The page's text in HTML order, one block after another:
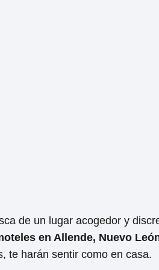
de un lugar acogedor y
en Allende, Nuevo
te harán sentir como en casa.